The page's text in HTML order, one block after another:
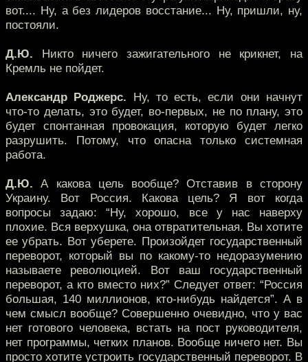
вот.... Ну, а без лидеров восстание... Ну, пришли, ну,
постояли.
Д.Ю. Никто ничего зажигательного не крикнет, на
Кремль не пойдет.
Александр Роджерс. Ну, то есть, если они начнут
что-то делать, это будет, во-первых, не по плану, это
будет спонтанная провокация, которую будет легко
разрушить. Потому, что опасна только системная
работа.
Д.Ю. А какова цель вообще? Отставив в сторону
Украину. Вот Россия. Какова цель? Я вот когда
вопросы задаю: “Ну, хорошо, все у нас наверху
плохие. Вся верхушка, она отвратительная. Вы хотите
ее убрать. Вот уберете. Произойдет государственный
переворот, который вы по какому-то недоразумению
называете революцией. Вот ваш государственный
переворот, а кто вместо них?” Следует ответ: “Россия
большая, 140 миллионов, кто-нибудь найдется”. А в
чем смысл вообще? Совершенно очевидно, что у вас
нет готового человека, встать на пост руководителя,
нет программы, четких планов. Вообще ничего нет. Вы
просто хотите устроить государственный переворот. В